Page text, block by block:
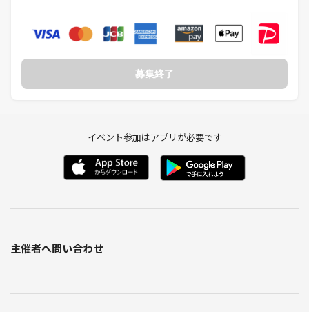
募集終了
イベント参加はアプリが必要です
主催者へ問い合わせ